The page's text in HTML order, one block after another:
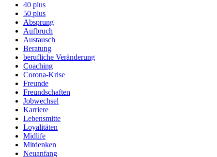
40 plus
50 plus
Absprung
Aufbruch
Austausch
Beratung
berufliche Veränderung
Coaching
Corona-Krise
Freunde
Freundschaften
Jobwechsel
Karriere
Lebensmitte
Loyalitäten
Midlife
Mitdenken
Neuanfang